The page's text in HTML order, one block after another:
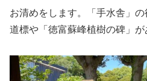
お清めをします。「手水舎」
道標や「徳富蘇峰植樹の碑」が